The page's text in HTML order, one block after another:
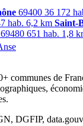
69400 36 172
hab. 6,2 km Saint-
69480 651 hab. 1,8
communes de
DGFIP,